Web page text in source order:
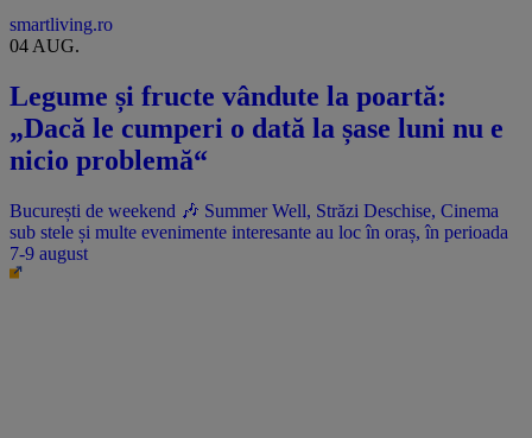
smartliving.ro
04 AUG.
Legume și fructe vândute la poartă:
„Dacă le cumperi o dată la șase luni nu e
nicio problemă“
București de weekend 🎶 Summer Well, Străzi Deschise, Cinema
sub stele și multe evenimente interesante au loc în oraș, în perioada
7-9 august